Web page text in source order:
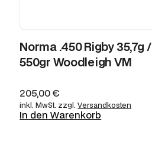
Norma .450 Rigby 35,7g /
550gr Woodleigh VM
205,00€
inkl. MwSt. zzgl.Versandkosten
In den Warenkorb